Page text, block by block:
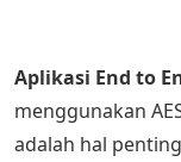
Aplikasi End to
menggunakan
adalah hal